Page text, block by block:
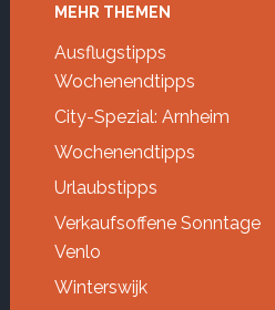
Footer
MEHR THEMEN
Ausflugstipps
Wochenendtipps
City-Spezial: Arnheim
Wochenendtipps
Urlaubstipps
Verkaufsoffene Sonntage
Venlo
Winterswijk